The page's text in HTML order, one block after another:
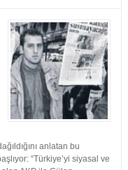
anlatan bu
“Türkiye’yi siyasal ve